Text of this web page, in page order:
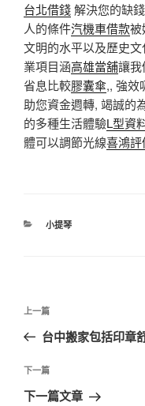
台北借錢解決您的缺
人的條件汽機車借款被
文明的水平以及歷史
業項目涵高雄當舖讓我
省息比較膠囊傘,, 強效
助您資金週轉, 竭誠的
的多種生活體驗L型資
體可以調節光線喜鴻評
分
小提琴
文
導
覽
上
一
文
章
上一篇
台中搬家包括印章
下
一
下一篇
下一篇文章